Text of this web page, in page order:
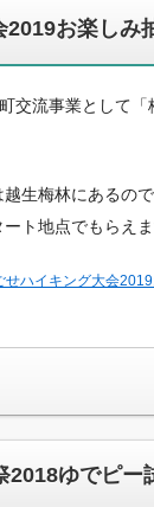
お楽しみ
交流事業として
越生梅林にあるの
ト地点でもらえま
せハイキング大会
ゆでピー